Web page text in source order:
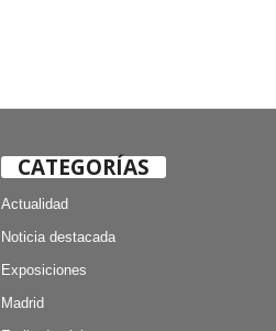
CATEGORÍAS
Actualidad
Noticia destacada
Exposiciones
Madrid